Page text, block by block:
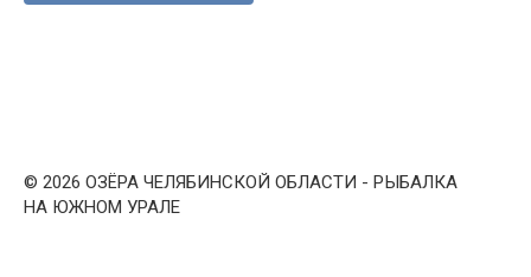
© 2026 ОЗЁРА ЧЕЛЯБИНСКОЙ ОБЛАСТИ - РЫБАЛКА
НА ЮЖНОМ УРАЛЕ